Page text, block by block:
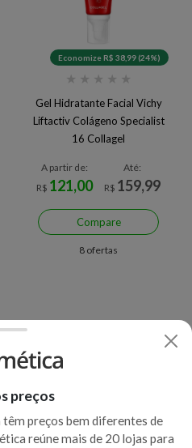
Economize R$ 38,99 (24%)
★ ★ ★ ★ ★
Gel Hidratante Facial Vichy
Liftactiv Colágeno Specialist
16 Collagel
A partir de:
R$ 121,00
Até:
R$ 159,99
Compare
8 ofertas
preços
preços bem diferentes de
reúne mais de 20 lojas para